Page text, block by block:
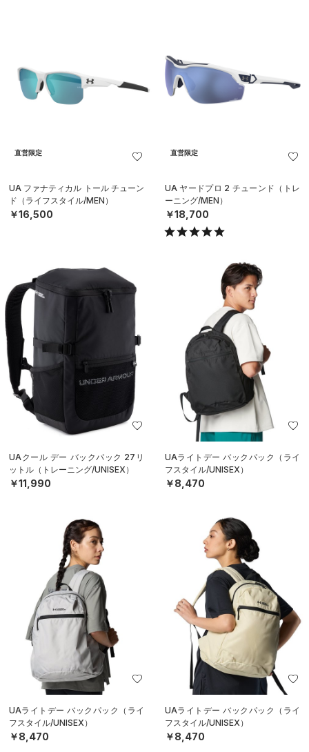
直営限定
UA ファナティカル トール チューン
ド（ライフスタイル/MEN）
￥16,500
直営限定
UA ヤードプロ 2 チューンド（トレ
ーニング/MEN）
￥18,700
UAクール デー バックパック 27リ
ットル（トレーニング/UNISEX）
￥11,990
UAライトデー バックパック（ライ
フスタイル/UNISEX）
￥8,470
UAライトデー バックパック（ライ
フスタイル/UNISEX）
￥8,470
UAライトデー バックパック（ライ
フスタイル/UNISEX）
￥8,470